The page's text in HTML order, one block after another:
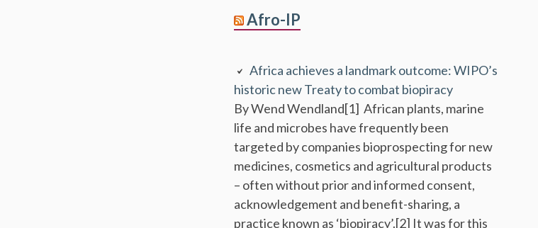
Afro-IP
Africa achieves a landmark outcome: WIPO’s
historic new Treaty to combat biopiracy
By Wend Wendland[1] African plants, marine
life and microbes have frequently been
targeted by companies bioprospecting for new
medicines, cosmetics and agricultural products
– often without prior and informed consent,
acknowledgement and benefit-sharing, a
practice known as ‘biopiracy’.[2] It was for this